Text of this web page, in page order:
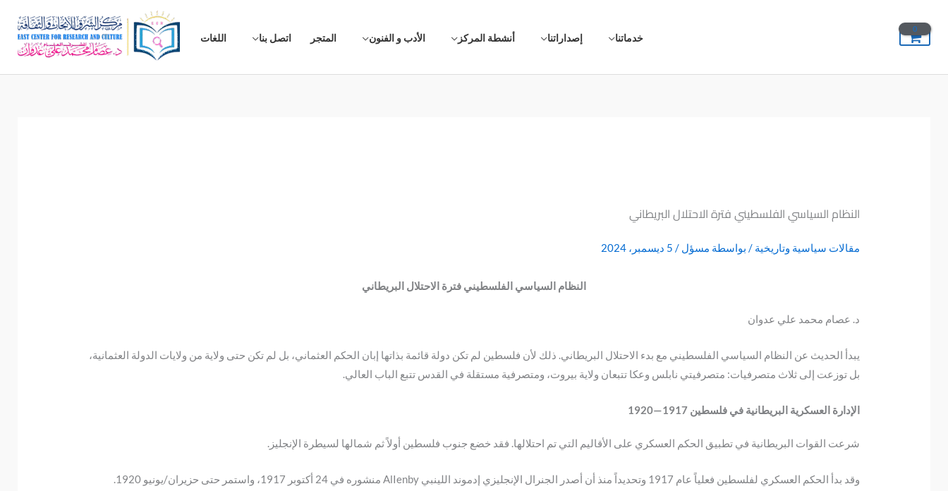
المحتوى
خدماتنا إصداراتنا أنشطة المركز الأدب و الفنون المتجر اتصل بنا اللغات
النظام السياسي الفلسطيني فترة الاحتلال البريطاني
مقالات سياسية وتاريخية / بواسطة مسؤل/ 5 ديسمبر، 2024
النظام السياسي الفلسطيني فترة الاحتلال البريطاني
د. عصام محمد علي عدوان
يبدأ الحديث عن النظام السياسي الفلسطيني مع بدء الاحتلال البريطاني. ذلك لأن فلسطين لم تكن دولة قائمة بذاتها إبان الحكم العثماني، بل لم تكن حتى ولاية من ولايات الدولة العثمانية،
بل توزعت إلى ثلاث متصرفيات: متصرفيتي نابلس وعكا تتبعان ولاية بيروت، ومتصرفية مستقلة في القدس تتبع الباب العالي.
الإدارة العسكرية البريطانية في فلسطين 1917—1920
شرعت القوات البريطانية في تطبيق الحكم العسكري على الأقاليم التي تم احتلالها. فقد خضع جنوب فلسطين أولاً ثم شمالها لسيطرة الإنجليز.
وقد بدأ الحكم العسكري لفلسطين فعلياً عام 1917 وتحديداً منذ أن أصدر الجنرال الإنجليزي إدموند اللينبي AlIenby منشوره في 24 أكتوبر 1917، واستمر حتى حزيران/يونيو 1920.